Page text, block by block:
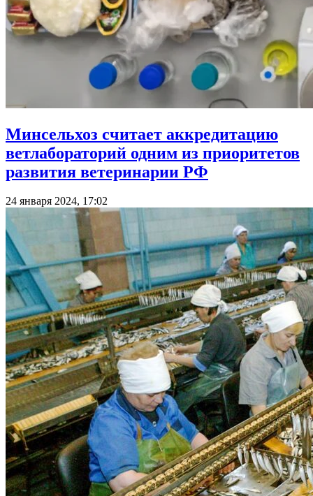
Минсельхоз считает аккредитацию
ветлабораторий одним из приоритетов
развития ветеринарии РФ
24 января 2024, 17:02